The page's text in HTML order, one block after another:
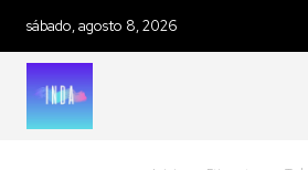
sábado, agosto 8, 2026